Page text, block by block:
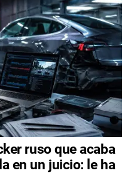
ruso que acaba
en un juicio: le ha